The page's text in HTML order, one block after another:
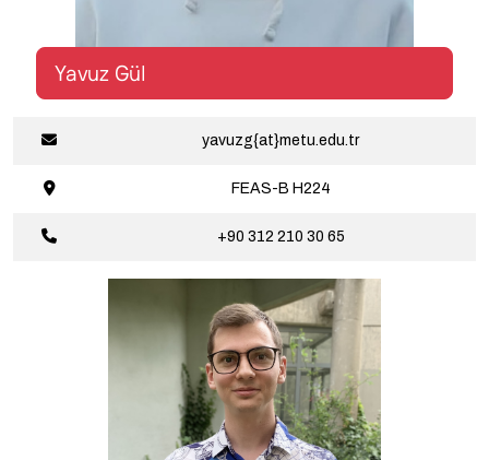
Yavuz Gül
yavuzg{at}metu.edu.tr
FEAS-B H224
+90 312 210 30 65